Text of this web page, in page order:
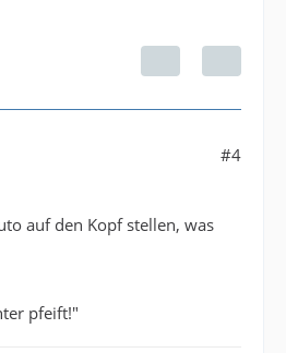
#4
auf den Kopf stellen, was
pfeift!"